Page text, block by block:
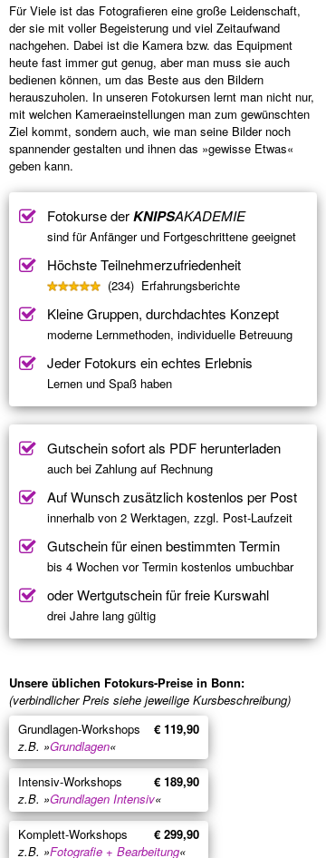
Für Viele ist das Fotografieren eine große Leidenschaft,
der sie mit voller Begeisterung und viel Zeitaufwand
nachgehen. Dabei ist die Kamera bzw. das Equipment
heute fast immer gut genug, aber man muss sie auch
bedienen können, um das Beste aus den Bildern
herauszuholen. In unseren Fotokursen lernt man nicht nur,
mit welchen Kameraeinstellungen man zum gewünschten
Ziel kommt, sondern auch, wie man seine Bilder noch
spannender gestalten und ihnen das »gewisse Etwas«
geben kann.
Fotokurse derKNIPSAKADEMIE
sind für Anfänger und Fortgeschrittene geeignet
Höchste Teilnehmerzufriedenheit
(234) Erfahrungsberichte
Kleine Gruppen, durchdachtes Konzept
moderne Lernmethoden, individuelle Betreuung
Jeder Fotokurs ein echtes Erlebnis
Lernen und Spaß haben
Gutschein sofort als PDF herunterladen
auch bei Zahlung auf Rechnung
Auf Wunsch zusätzlich kostenlos per Post
innerhalb von 2 Werktagen, zzgl. Post-Laufzeit
Gutschein für einen bestimmten Termin
bis 4 Wochen vor Termin kostenlos umbuchbar
oder Wertgutschein für freie Kurswahl
drei Jahre lang gültig
Unsere üblichen Fotokurs-Preise in Bonn:
(verbindlicher Preis siehe jeweilige Kursbeschreibung)
Grundlagen-Workshops
€ 119,90
z.B. »Grundlagen«
Intensiv-Workshops
€ 189,90
z.B. »Grundlagen Intensiv«
Komplett-Workshops
€ 299,90
z.B. »Fotografie + Bearbeitung«